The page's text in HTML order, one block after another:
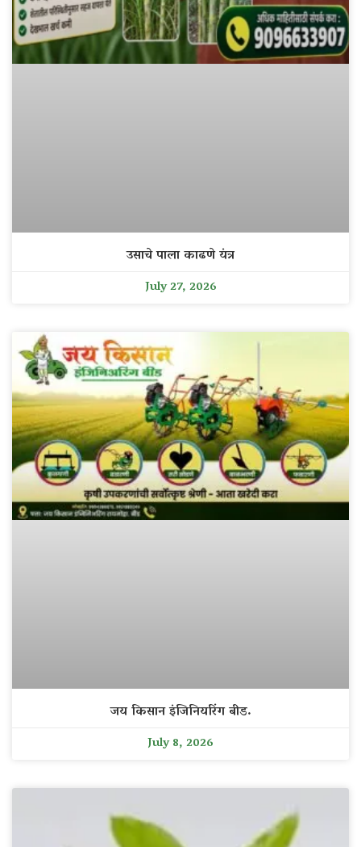
उसाचे पाला काढणे यंत्र
July 27, 2026
जय किसान इंजिनियरिंग बीड.
July 8, 2026